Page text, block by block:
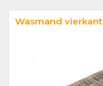
Wasmand vierkant